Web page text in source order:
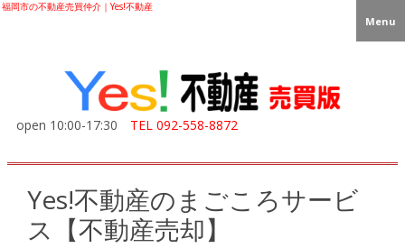
福岡市の不動産売買仲介｜Yes!不動産
open 10:00-17:30 TEL 092-558-8872
Menu
Yes!不動産のまごころサービ
ス【不動産売却】